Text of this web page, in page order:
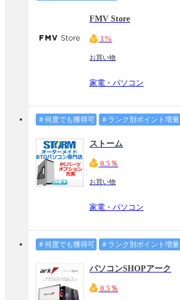
FMV Store
1%
お買い物
家電・パソコン
＃何度でも獲得可 ＃ランク別ポイント増量
ストーム
0.5％
お買い物
家電・パソコン
＃何度でも獲得可 ＃ランク別ポイント増量
パソコンSHOPアーク
0.5％